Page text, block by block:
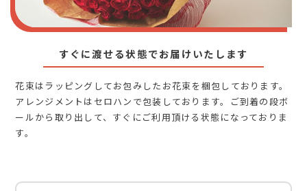
すぐに渡せる状態でお届けいたします
花束はラッピングしてお包みしたお花束を梱包しております。
アレンジメントはセロハンで包装しております。ご到着の段ボ
ールから取り出して、すぐにご利用頂ける状態になっておりま
す。